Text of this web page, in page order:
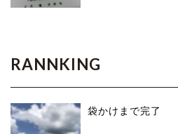
RANNKING
袋かけまで完了